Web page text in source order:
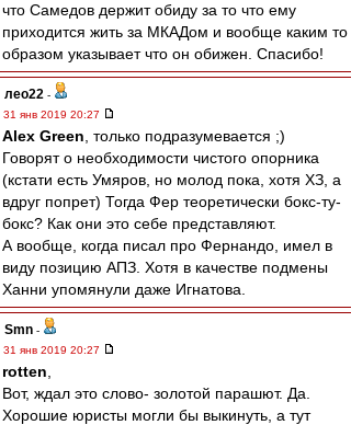
что Самедов держит обиду за то что ему
приходится жить за МКАДом и вообще каким то
образом указывает что он обижен. Спасибо!
лео22 -
31 янв 2019 20:27
Alex Green , только подразумевается ;)
Говорят о необходимости чистого опорника
(кстати есть Умяров, но молод пока, хотя ХЗ, а
вдруг попрет) Тогда Фер теоретически бокс-ту-
бокс? Как они это себе представляют.
А вообще, когда писал про Фернандо, имел в
виду позицию АПЗ. Хотя в качестве подмены
Ханни упомянули даже Игнатова.
Smn -
31 янв 2019 20:27
rotten
Вот, ждал это слово- золотой парашют. Да.
Хорошие юристы могли бы выкинуть, а тут